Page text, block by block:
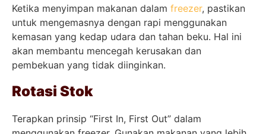
Ketika menyimpan makanan dalam freezer, pastikan
untuk mengemasnya dengan rapi menggunakan
kemasan yang kedap udara dan tahan beku. Hal ini
akan membantu mencegah kerusakan dan
pembekuan yang tidak diinginkan.
Rotasi Stok
Terapkan prinsip “First In, First Out” dalam